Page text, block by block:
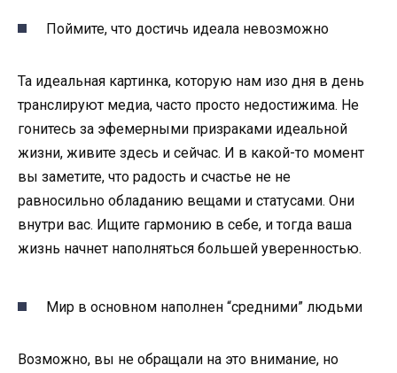
Поймите, что достичь идеала невозможно
Та идеальная картинка, которую нам изо дня в день
транслируют медиа, часто просто недостижима. Не
гонитесь за эфемерными призраками идеальной
жизни, живите здесь и сейчас. И в какой-то момент
вы заметите, что радость и счастье не не
равносильно обладанию вещами и статусами. Они
внутри вас. Ищите гармонию в себе, и тогда ваша
жизнь начнет наполняться большей уверенностью.
Мир в основном наполнен “средними” людьми
Возможно, вы не обращали на это внимание, но